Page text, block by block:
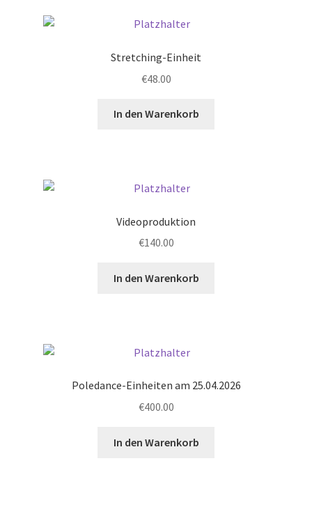
Stretching-Einheit
€48.00
In den Warenkorb
Videoproduktion
€140.00
In den Warenkorb
Poledance-Einheiten am 25.04.2026
€400.00
In den Warenkorb